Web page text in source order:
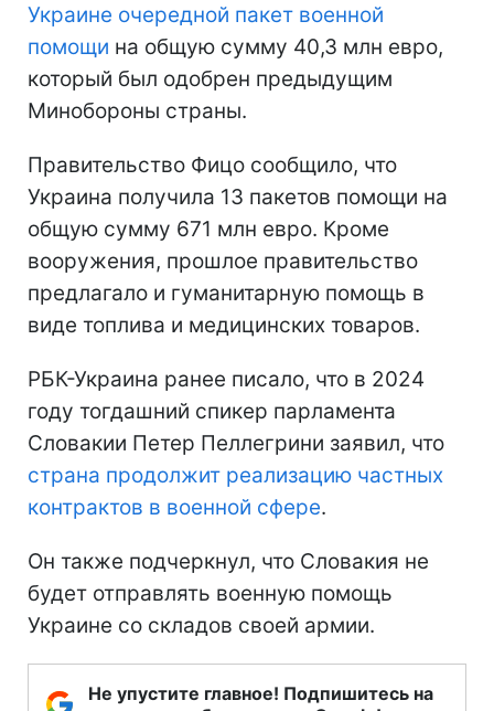
Украине очередной пакет военной
помощи на общую сумму 40,3 млн евро,
который был одобрен предыдущим
Минобороны страны.
Правительство Фицо сообщило, что
Украина получила 13 пакетов помощи на
общую сумму 671 млн евро. Кроме
вооружения, прошлое правительство
предлагало и гуманитарную помощь в
виде топлива и медицинских товаров.
РБК-Украина ранее писало, что в 2024
году тогдашний спикер парламента
Словакии Петер Пеллегрини заявил, что
страна продолжит реализацию частных
контрактов в военной сфере.
Он также подчеркнул, что Словакия не
будет отправлять военную помощь
Украине со складов своей армии.
Не упустите главное! Подпишитесь на